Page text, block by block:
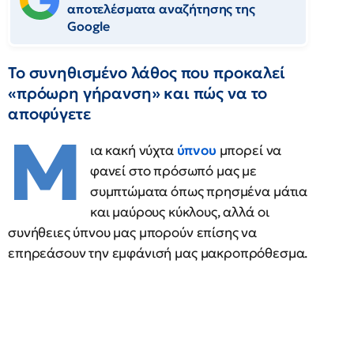
αποτελέσματα αναζήτησης της
Google
Το συνηθισμένο λάθος που προκαλεί
«πρόωρη γήρανση» και πώς να το
αποφύγετε
Μ ια κακή νύχτα ύπνου μπορεί να
φανεί στο πρόσωπό μας με
συμπτώματα όπως πρησμένα μάτια
και μαύρους κύκλους, αλλά οι
συνήθειες ύπνου μας μπορούν επίσης να
επηρεάσουν την εμφάνισή μας μακροπρόθεσμα.